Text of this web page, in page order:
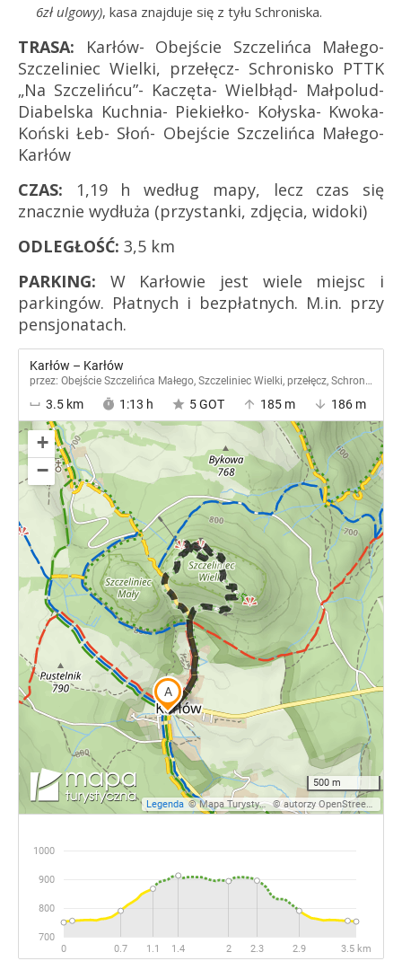
6zł ulgowy), kasa znajduje się z tyłu Schroniska.
TRASA: Karłów- Obejście Szczelińca Małego-
Szczeliniec Wielki, przełęcz- Schronisko PTTK
„Na Szczelińcu”- Kaczęta- Wielbłąd- Małpolud-
Diabelska Kuchnia- Piekiełko- Kołyska- Kwoka-
Koński Łeb- Słoń- Obejście Szczelińca Małego-
Karłów
CZAS: 1,19 h według mapy, lecz czas się
znacznie wydłuża (przystanki, zdjęcia, widoki)
ODLEGŁOŚĆ: 3,5 km
PARKING: W Karłowie jest wiele miejsc i
parkingów. Płatnych i bezpłatnych. M.in. przy
pensjonatach.